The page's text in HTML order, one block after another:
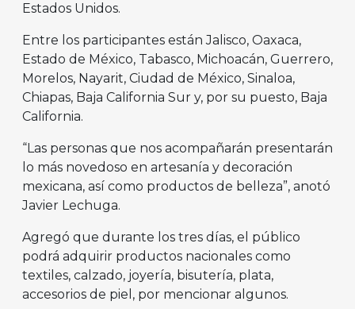
Estados Unidos.
Entre los participantes están Jalisco, Oaxaca,
Estado de México, Tabasco, Michoacán, Guerrero,
Morelos, Nayarit, Ciudad de México, Sinaloa,
Chiapas, Baja California Sur y, por su puesto, Baja
California.
“Las personas que nos acompañarán presentarán
lo más novedoso en artesanía y decoración
mexicana, así como productos de belleza”, anotó
Javier Lechuga.
Agregó que durante los tres días, el público
podrá adquirir productos nacionales como
textiles, calzado, joyería, bisutería, plata,
accesorios de piel, por mencionar algunos.